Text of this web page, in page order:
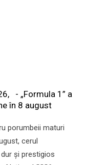
- „Formula 1” a
în 8 august
porumbeii maturi
cerul
și prestigios